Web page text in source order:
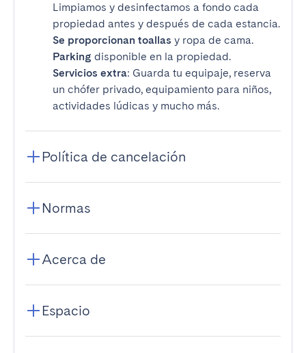
Limpiamos y desinfectamos a fondo cada
propiedad antes y después de cada estancia.
Se proporcionan toallas y ropa de cama.
Parking disponible en la propiedad.
Servicios extra: Guarda tu equipaje, reserva
un chófer privado, equipamiento para niños,
actividades lúdicas y mucho más.
Política de cancelación
Normas
Acerca de
Espacio